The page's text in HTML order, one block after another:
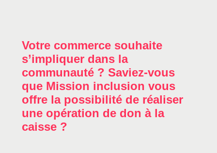
Votre commerce souhaite
s’impliquer dans la
communauté ? Saviez-vous
que Mission inclusion vous
offre la possibilité de réaliser
une opération de don à la
caisse ?